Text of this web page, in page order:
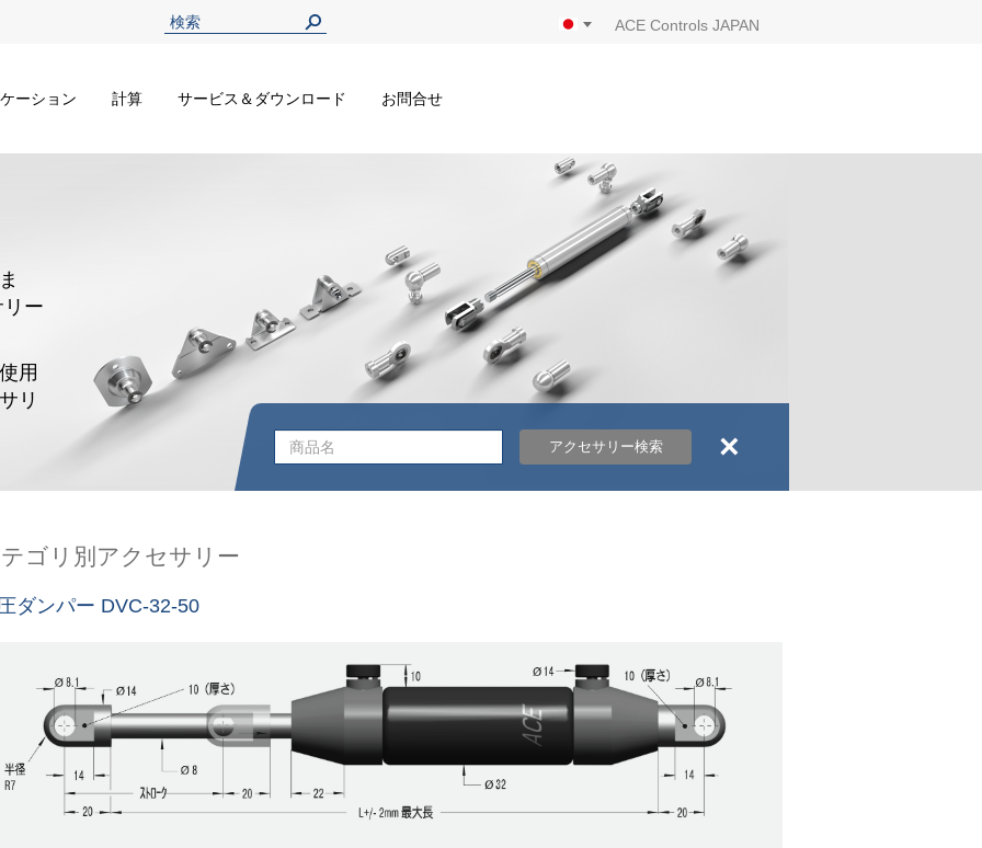
ACE Controls JAPAN
ーション 計算 サービス＆ダウンロード お問合せ
ー
用
リ
アクセサリー検索 ×
ゴリ別アクセサリー
ダンパー DVC-32-50